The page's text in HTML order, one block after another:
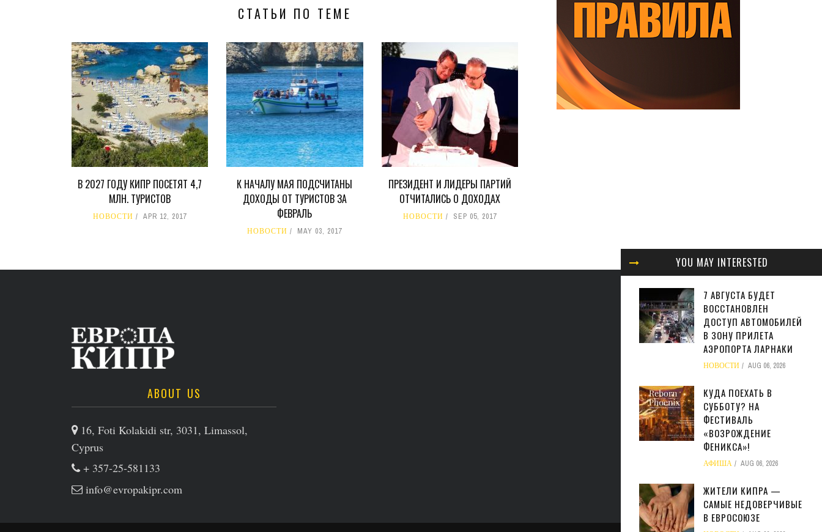
СТАТЬИ ПО ТЕМЕ
В 2027 ГОДУ КИПР ПОСЕТЯТ 4,7
МЛН. ТУРИСТОВ
НОВОСТИ APR 12, 2017
К НАЧАЛУ МАЯ ПОДСЧИТАНЫ
ДОХОДЫ ОТ ТУРИСТОВ ЗА
ФЕВРАЛЬ
НОВОСТИ MAY 03, 2017
ПРЕЗИДЕНТ И ЛИДЕРЫ ПАРТИЙ
ОТЧИТАЛИСЬ О ДОХОДАХ
НОВОСТИ SEP 05, 2017
YOU MAY INTERESTED
7 АВГУСТА БУДЕТ
ВОССТАНОВЛЕН
ДОСТУП АВТОМОБИЛЕЙ
В ЗОНУ ПРИЛЕТА
АЭРОПОРТА ЛАРНАКИ
НОВОСТИ AUG 06, 2026
КУДА ПОЕХАТЬ В
СУББОТУ? НА
ФЕСТИВАЛЬ
«ВОЗРОЖДЕНИЕ
ФЕНИКСА»!
АФИША AUG 06, 2026
ЖИТЕЛИ КИПРА —
САМЫЕ НЕДОВЕРЧИВЫЕ
В ЕВРОСОЮЗЕ
ABOUT US
16, Foti Kolakidi str, 3031, Limassol,
Cyprus
+ 357-25-581133
info@evropakipr.com